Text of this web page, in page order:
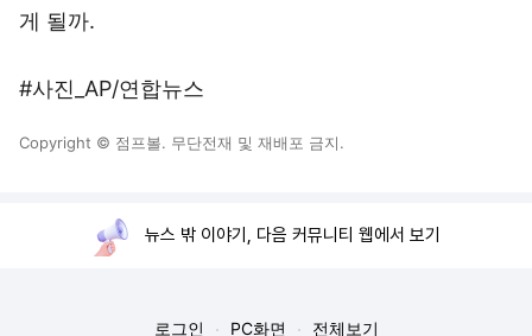
게 될까.
#사진_AP/연합뉴스
Copyright © 점프볼. 무단전재 및 재배포 금지.
뉴스 밖 이야기, 다음 커뮤니티 웹에서 보기
로그인 PC화면 전체보기